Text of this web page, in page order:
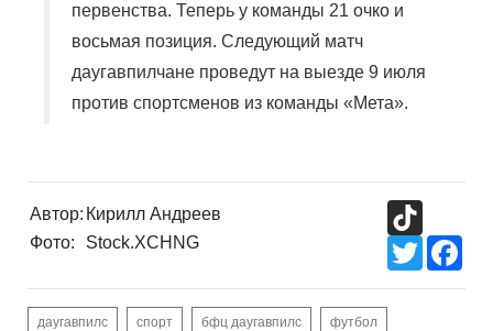
первенства. Теперь у команды 21 очко и
восьмая позиция. Следующий матч
даугавпилчане проведут на выезде 9 июля
против спортсменов из команды «Мета».
Автор: Кирилл Андреев
Фото:
Stock.XCHNG
Twitter
даугавпилс спорт бфц даугавпилс футбол